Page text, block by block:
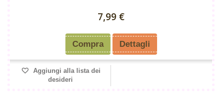
7,99 €
Compra Dettagli
Aggiungi alla lista dei
desideri